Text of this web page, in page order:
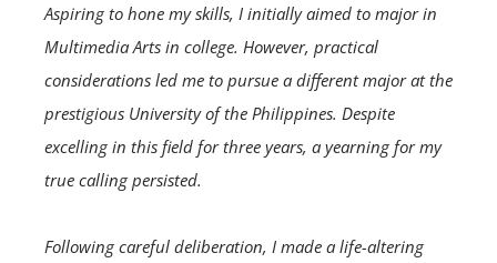
Aspiring to hone my skills, I initially aimed to major in
Multimedia Arts in college. However, practical
considerations led me to pursue a different major at the
prestigious University of the Philippines. Despite
excelling in this field for three years, a yearning for my
true calling persisted.
Following careful deliberation, I made a life-altering